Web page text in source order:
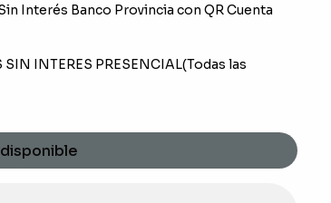
Interés Banco Provincia con QR Cuenta
INTERES PRESENCIAL(Todas las